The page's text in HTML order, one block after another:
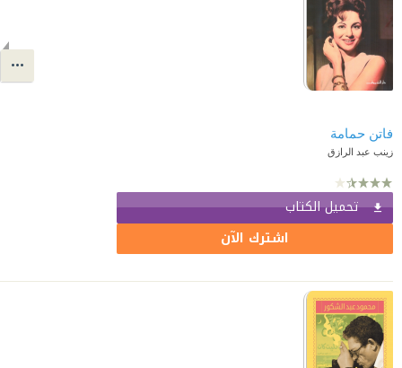
فاتن حمامة
زينب عبد الرازق
تحميل الكتاب
اشترك الآن